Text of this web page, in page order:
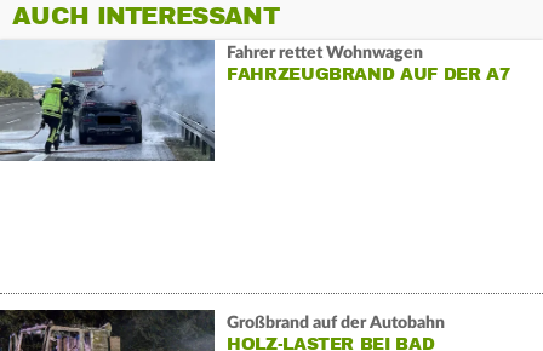
AUCH INTERESSANT
Fahrer rettet Wohnwagen
FAHRZEUGBRAND AUF DER A7
Großbrand auf der Autobahn
HOLZ-LASTER BEI BAD